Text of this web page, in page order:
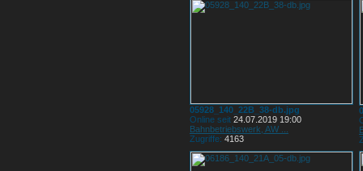
05928_140_22B_38-db.jpg
Online seit 24.07.2019 19:00
Bahnbetriebswerk, AW ...
Zugriffe: 4163